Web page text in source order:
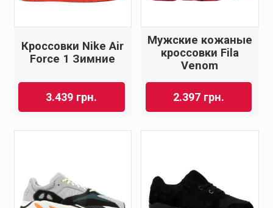
Кроссовки Nike Air
Force 1 Зимние
3.439 грн.
Мужские кожаные
кроссовки Fila
Venom
2.397 грн.